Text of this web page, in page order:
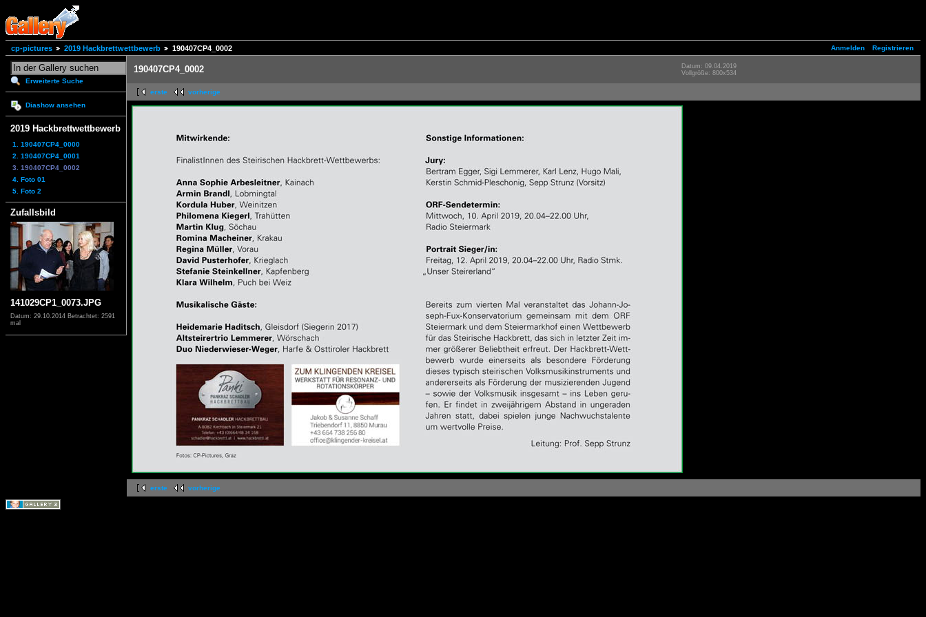
Anmelden Registrieren
cp-pictures 2019 Hackbrettwettbewerb 190407CP4_0002
Erweiterte Suche
Diashow ansehen
2019 Hackbrettwettbewerb
1. 190407CP4_0000
2. 190407CP4_0001
3. 190407CP4_0002
4. Foto 01
5. Foto 2
Zufallsbild
141029CP1_0073.JPG
Datum: 29.10.2014 Betrachtet: 2591
mal
190407CP4_0002
Datum: 09.04.2019
Vollgröße: 800x534
erste vorherige
erste vorherige